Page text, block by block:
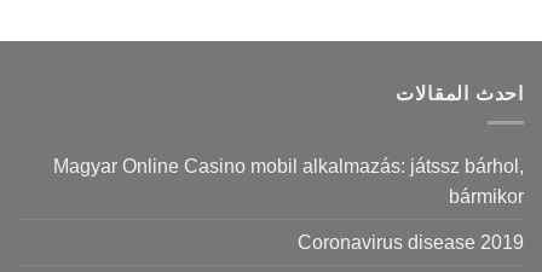
احدث المقالات
Magyar Online Casino mobil alkalmazás: játssz bárhol,
bármikor
Coronavirus disease 2019